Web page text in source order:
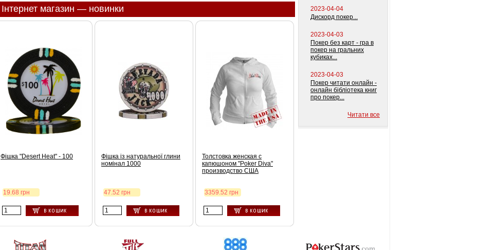
Інтернет магазин — новинки
Фішка "Desert Heat" - 100
19.68 грн
Фішка із натуральної глини
номінал 1000
47.52 грн
Толстовка женская с
капюшоном "Poker Diva"
производство США
3359.52 грн
2023-04-04
Дискорд покер...
2023-04-03
Покер без карт - гра в
покер на гральних
кубиках...
2023-04-03
Покер читати онлайн -
онлайн бібліотека книг
про покер...
Читати все